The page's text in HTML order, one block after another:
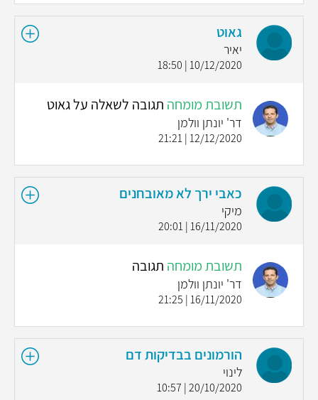
גאוט
יאיר
10/12/2020 | 18:50
תשובת מומחה תגובה לשאלה על גאוט
דר' יונתן וולמן
12/12/2020 | 21:21
כאבי ירך לא מאובחנים
מיקי
16/11/2020 | 20:01
תשובת מומחה תגובה
דר' יונתן וולמן
16/11/2020 | 21:25
הורמונים בבדיקות דם
לינוי
20/10/2020 | 10:57